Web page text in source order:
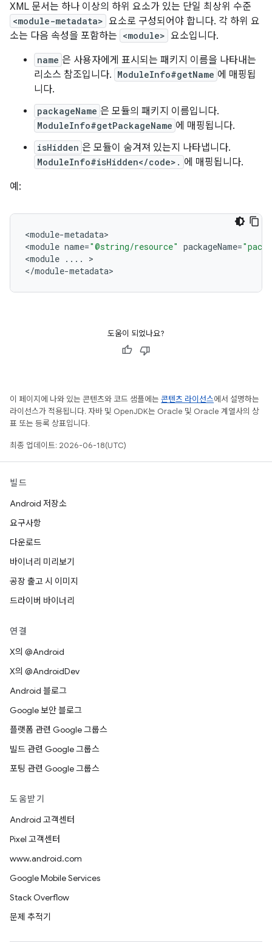
XML 문서는 하나 이상의 하위 요소가 있는 단일 최상위 수준
<module-metadata> 요소로 구성되어야 합니다. 각 하위 요
소는 다음 속성을 포함하는 <module> 요소입니다.
name 은 사용자에게 표시되는 패키지 이름을 나타내는
리소스 참조입니다. ModuleInfo#getName 에 매핑됩
니다.
packageName 은 모듈의 패키지 이름입니다.
ModuleInfo#getPackageName 에 매핑됩니다.
isHidden 은 모듈이 숨겨져 있는지 나타냅니다.
ModuleInfo#isHidden</code>. 에 매핑됩니다.
예:
<module-metadata>
<module name="@string/resource" packageName=
<module ... .
>
</module-metadata
도움이 되었나요?
이 페이지에 나와 있는 콘텐츠와 코드 샘플에는 콘텐츠 라이선스에서 설명하는
라이선스가 적용됩니다. 자바 및 OpenJDK는 Oracle 및 Oracle 계열사의 상
표 또는 등록 상표입니다.
최종 업데이트: 2026-06-18(UTC)
빌드
Android 저장소
요구사항
다운로드
바이너리 미리보기
공장 출고 시 이미지
드라이버 바이너리
연결
X의 @Android
X의 @AndroidDev
Android 블로그
Google 보안 블로그
플랫폼 관련 Google 그룹스
빌드 관련 Google 그룹스
포팅 관련 Google 그룹스
도움받기
Android 고객센터
Pixel 고객센터
www.android.com
Google Mobile Services
Stack Overflow
문제 추적기